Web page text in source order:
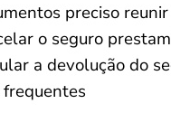
preciso
o seguro
a devolução do